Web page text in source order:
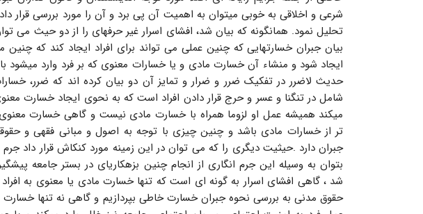
شرعی و اخلاقی به خوبی میتوان به اهمیت آن پی برد و آن را مورد بررسی قرار
تحلیل نمود. همانگونه که بیان شد، افشای اسرار غیر حرفهای را از دو حیث می
بیان جبران خسارتهایی که چنین عملی می تواند برای افراد ایجاد کند که چنین
ایجاد شود و منشاء آن خسارت مادی و یا خسارات معنوی که بر فرد وارد میشود
حدیث لاضرر در تفکیک ضرر و ضرار و تمایز آن دو بیان کرده اند که ضرر،
شامل در تنگنا و عسر و حرج قرار دادن افراد است که به نحوی ایجاد خسارت
میکند همیشه عمل او لزوما همراه با خسارت مادی نیست و گاهی خسارت معنوی
تر از خسارات مادی باشد و چنین چیزی با توجه به اصول و مبانی فقهی و
جبران دارد .حیثیت دیگری را که می توان در این زمینه مورد کنکاش قرار داد
بتوان به وسیله این جرم انگاری از انجام چنین بزهکاریای در بستر جامعه
شد ، گاهی افشای اسرار به گونه ای است که تنها خسارت مادی یا معنوی به
حقوق مدنی به بررسی نحوه جبران خسارت خاطی بپردازیم و گاهی نه تنها خسارت